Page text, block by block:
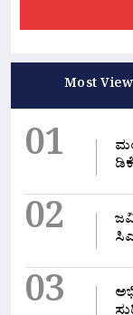
Most
01
02
03